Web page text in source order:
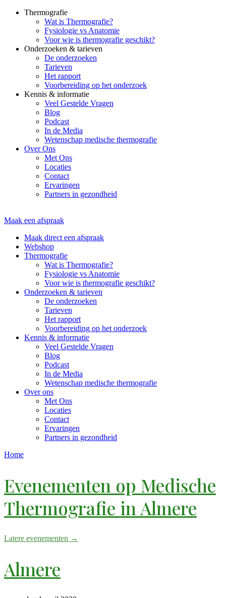
Thermografie
Wat is Thermografie?
Fysiologie vs Anatomie
Voor wie is thermografie geschikt?
Onderzoeken & tarieven
De onderzoeken
Tarieven
Het rapport
Voorbereiding op het onderzoek
Kennis & informatie
Veel Gestelde Vragen
Blog
Podcast
In de Media
Wetenschap medische thermografie
Over Ons
Met Ons
Locaties
Contact
Ervaringen
Partners in gezondheid
Maak een afspraak
Maak direct een afspraak
Webshop
Thermografie
Wat is Thermografie?
Fysiologie vs Anatomie
Voor wie is thermografie geschikt?
Onderzoeken & tarieven
De onderzoeken
Tarieven
Het rapport
Voorbereiding op het onderzoek
Kennis & informatie
Veel Gestelde Vragen
Blog
Podcast
In de Media
Wetenschap medische thermografie
Over ons
Met Ons
Locaties
Contact
Ervaringen
Partners in gezondheid
Home
Evenementen op Medische
Thermografie in Almere
Latere evenementen →
Almere